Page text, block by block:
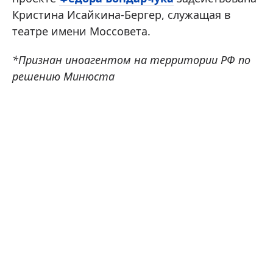
Кристина Исайкина-Бергер, служащая в
театре имени Моссовета.
*Признан иноагентом на территории РФ по
решению Минюста